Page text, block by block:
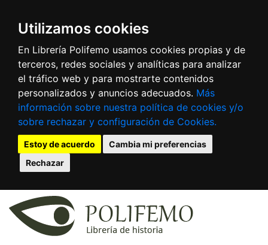
Utilizamos cookies
En Librería Polifemo usamos cookies propias y de
terceros, redes sociales y analíticas para analizar
el tráfico web y para mostrarte contenidos
personalizados y anuncios adecuados. Más
información sobre nuestra política de cookies y/o
sobre rechazar y configuración de Cookies.
Estoy de acuerdo
Cambia mi preferencias
Rechazar